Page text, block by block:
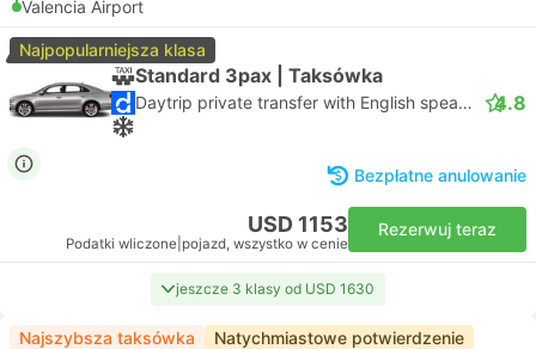
Valencia Airport
Najpopularniejsza klasa
Standard 3pax | Taksówka
Daytrip private transfer with English speaking driver 4.8
Bezpłatne anulowanie
USD 1153
Podatki wliczone pojazd, wszystko w cenie
Rezerwuj teraz
jeszcze 3 klasy od USD 1630
Najszybsza taksówka Natychmiastowe potwierdzenie